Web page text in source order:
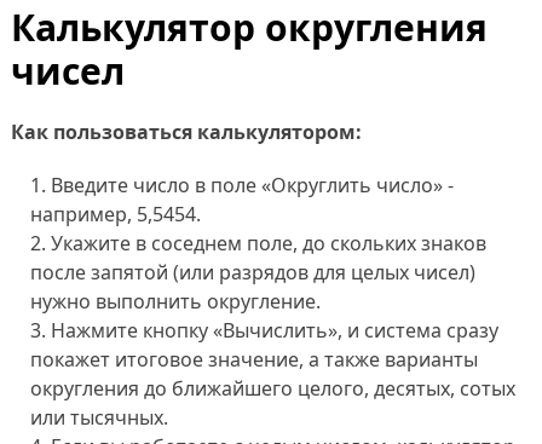
Калькулятор округления
чисел
Как пользоваться калькулятором:
Введите число в поле «Округлить число» -
например, 5,5454.
Укажите в соседнем поле, до скольких знаков
после запятой (или разрядов для целых чисел)
нужно выполнить округление.
Нажмите кнопку «Вычислить», и система сразу
покажет итоговое значение, а также варианты
округления до ближайшего целого, десятых, сотых
или тысячных.